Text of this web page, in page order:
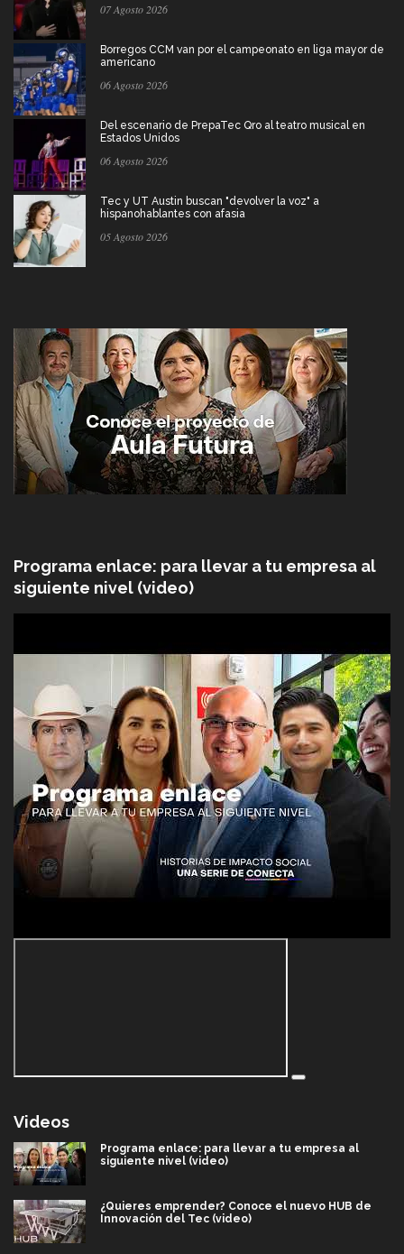
07 Agosto 2026
Borregos CCM van por el campeonato en liga mayor de
americano
06 Agosto 2026
Del escenario de PrepaTec Qro al teatro musical en
Estados Unidos
06 Agosto 2026
Tec y UT Austin buscan "devolver la voz" a
hispanohablantes con afasia
05 Agosto 2026
Programa enlace: para llevar a tu empresa al
siguiente nivel (video)
Videos
Programa enlace: para llevar a tu empresa al
siguiente nivel (video)
¿Quieres emprender? Conoce el nuevo HUB de
Innovación del Tec (video)